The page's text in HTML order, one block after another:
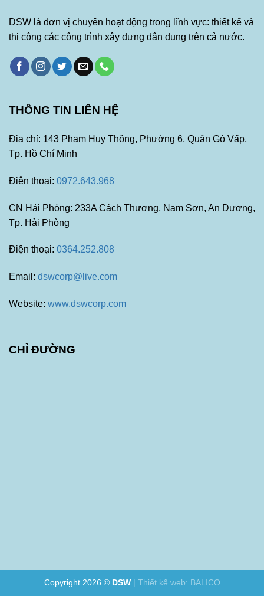
DSW là đơn vị chuyên hoạt động trong lĩnh vực: thiết kế và
thi công các công trình xây dựng dân dụng trên cả nước.
THÔNG TIN LIÊN HỆ
Địa chỉ: 143 Phạm Huy Thông, Phường 6, Quận Gò Vấp,
Tp. Hồ Chí Minh
Điện thoại: 0972.643.968
CN Hải Phòng: 233A Cách Thượng, Nam Sơn, An Dương,
Tp. Hải Phòng
Điện thoại: 0364.252.808
Email: dswcorp@live.com
Website: www.dswcorp.com
CHỈ ĐƯỜNG
Copyright 2026 © DSW| Thiết kế web: BALICO